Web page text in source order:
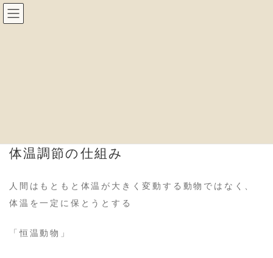
コ
ン
テ
ナ
ビ
ゲ
体温調節の仕組み
人間はもともと体温が大きく変動する動物ではなく、
体温を一定に保とうとする
「恒温動物」